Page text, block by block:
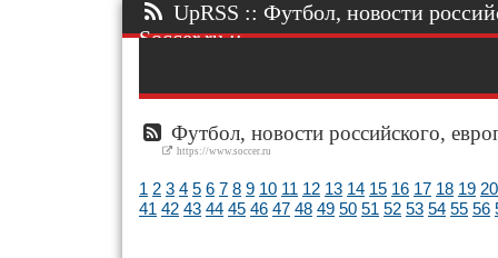
UpRSS :: Футбол, новости
Soccer.ru ::.
Футбол, новости российского,
https://www.soccer.ru
1 2 3 4 5 6 7 8 9 10 11 12 13 14 15 16 17 18 19 20
41 42 43 44 45 46 47 48 49 50 51 52 53 54 55 56